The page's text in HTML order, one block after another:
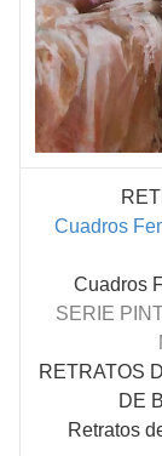
Cuadros
Cuadros
SERIE
RETRATOS
DE
Retratos